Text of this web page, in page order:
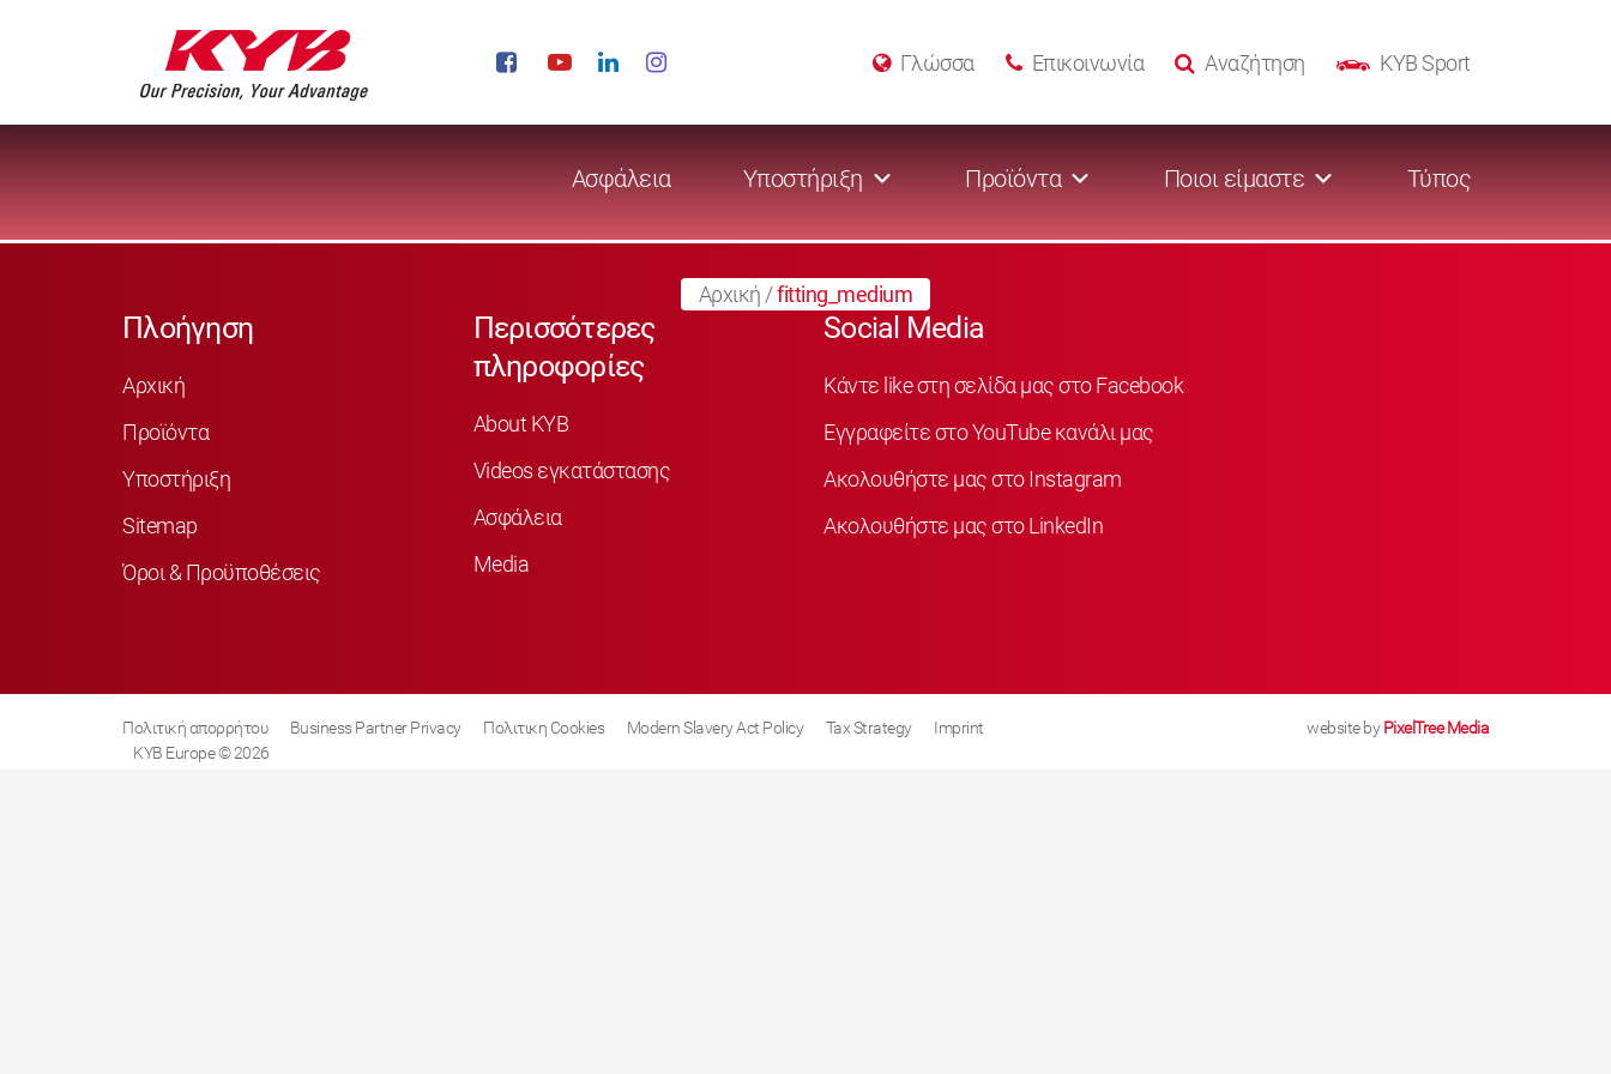
KYB Sport
Αναζήτηση
Επικοινωνία
Γλώσσα
Ασφάλεια Υποστήριξη Προϊόντα Ποιοι είμαστε Τύπος
Αρχική /fitting_medium
Πλοήγηση
Αρχική
Προϊόντα
Υποστήριξη
Sitemap
Όροι & Προϋποθέσεις
Περισσότερες
πληροφορίες
About KYB
Videos εγκατάστασης
Ασφάλεια
Media
Social Media
Κάντε like στη σελίδα μας στο Facebook
Εγγραφείτε στο YouTube κανάλι μας
Ακολουθήστε μας στο Instagram
Ακολουθήστε μας στο LinkedIn
Πολιτική απορρήτου Business Partner Privacy Πολιτικη Cookies Modern Slavery Act Policy Tax Strategy
Imprint
KYB Europe © 2026
website byPixelTree Media